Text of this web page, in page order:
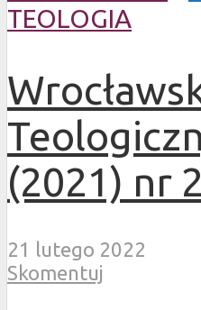
TEOLOGIA
(2021) nr 2
21 lutego 2022
Skomentuj